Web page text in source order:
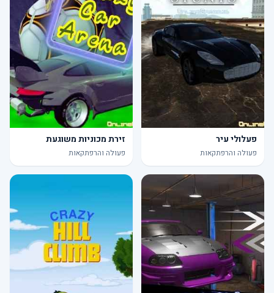
פעלולי עיר
פעולה והרפתקאות
זירת מכוניות משוגעת
פעולה והרפתקאות